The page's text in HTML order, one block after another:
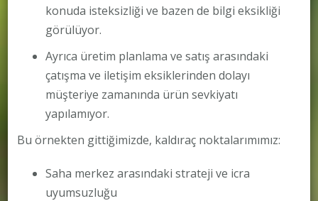
konuda isteksizliği ve bazen de bilgi eksikliği
görülüyor.
Ayrıca üretim planlama ve satış arasındaki
çatışma ve iletişim eksiklerinden dolayı
müşteriye zamanında ürün sevkiyatı
yapılamıyor.
Bu örnekten gittiğimizde, kaldıraç noktalarımımız:
Saha merkez arasındaki strateji ve icra
uyumsuzluğu